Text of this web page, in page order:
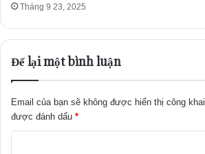
Tháng 9 23, 2025
Để lại một bình luận
Email của bạn sẽ không được hiển thị công khai.
được đánh dấu *